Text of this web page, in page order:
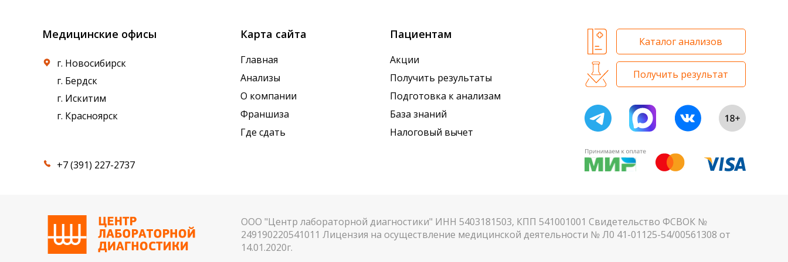
Медицинские офисы
г. Новосибирск
г. Бердск
г. Искитим
г. Красноярск
+7 (391) 227-2737
Карта сайта
Главная
Анализы
О компании
Франшиза
Где сдать
Пациентам
Акции
Получить результаты
Подготовка к анализам
База знаний
Налоговый вычет
Каталог анализов
Получить результат
ООО "Центр лабораторной диагностики" ИНН 5403181503, КПП 541001001 Свидетельство ФСВОК №
249190220541011 Лицензия на осуществление медицинской деятельности № Л0 41-01125-54/00561308 от
14.01.2020г.